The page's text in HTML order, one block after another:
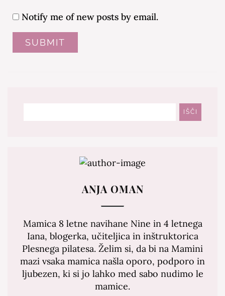
Notify me of new posts by email.
IŠČI
ANJA OMAN
Mamica 8 letne navihane Nine in 4 letnega
Iana, blogerka, učiteljica in inštruktorica
Plesnega pilatesa. Želim si, da bi na Mamini
mazi vsaka mamica našla oporo, podporo in
ljubezen, ki si jo lahko med sabo nudimo le
mamice.